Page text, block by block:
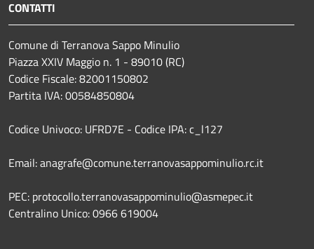
CONTATTI
Comune di Terranova Sappo Minulio
Piazza XXIV Maggio n. 1 - 89010 (RC)
Codice Fiscale: 82001150802
Partita IVA: 00584850804
Codice Univoco: UFRD7E - Codice IPA: c_l127
Email: anagrafe@comune.terranovasappominulio.rc.it
PEC: protocollo.terranovasappominulio@asmepec.it
Centralino Unico: 0966 619004